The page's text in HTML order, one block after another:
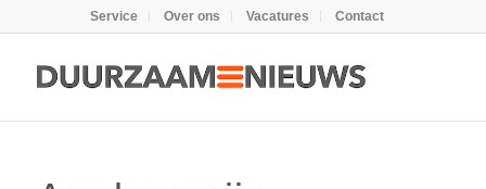
Service Over ons Vacatures Contact